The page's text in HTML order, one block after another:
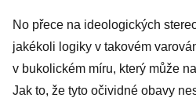
No přece na ideologických
jakékoli logiky v takovém
v bukolickém míru, který může
Jak to, že tyto očividné obavy